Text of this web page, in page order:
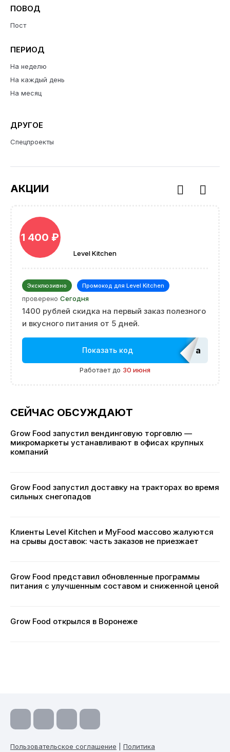
ПОВОД
Пост
ПЕРИОД
На неделю
На каждый день
На месяц
ДРУГОЕ
Спецпроекты
АКЦИИ
Level Kitchen
1 400 ₽
Эксклюзивно Промокод для Level Kitchen
проверено Сегодня
1400 рублей скидка на первый заказ полезного
и вкусного питания от 5 дней.
Показать код
Работает до 30 июня
СЕЙЧАС ОБСУЖДАЮТ
Grow Food запустил вендинговую торговлю —
микромаркеты устанавливают в офисах крупных
компаний
Grow Food запустил доставку на тракторах во время
сильных снегопадов
Клиенты Level Kitchen и MyFood массово жалуются
на срывы доставок: часть заказов не приезжает
Grow Food представил обновленные программы
питания с улучшенным составом и сниженной ценой
Grow Food открылся в Воронеже
Пользовательское соглашение
Политика